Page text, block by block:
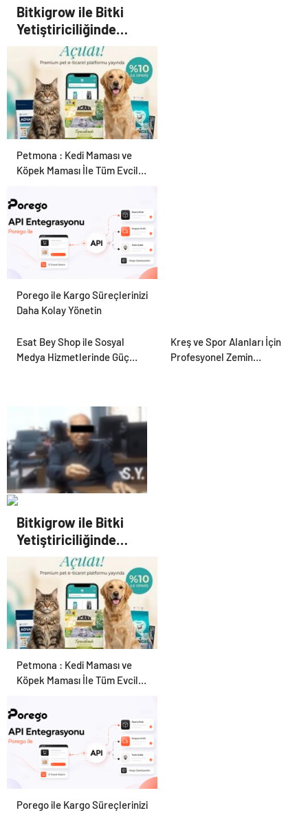
Bitkigrow ile Bitki
Yetiştiriciliğinde
Doğru Ekipman ve
Ürün Seçimi
Petmona : Kedi Maması ve
Köpek Maması İle Tüm Evcil
Porego ile Kargo Süreçlerinizi
Daha Kolay Yönetin
Esat Bey Shop ile Sosyal
Medya Hizmetlerinde Güçlü
Kreş ve Spor Alanları İçin
Profesyonel Zemin
25 Yıllık Miras Davasında
Gözler Temmuz Ayındaki
Karar Duruşmasına Çevrildi
Bitkigrow ile Bitki
Yetiştiriciliğinde
Doğru Ekipman ve
Ürün Seçimi
Petmona : Kedi Maması ve
Köpek Maması İle Tüm Evcil
Porego ile Kargo Süreçlerinizi